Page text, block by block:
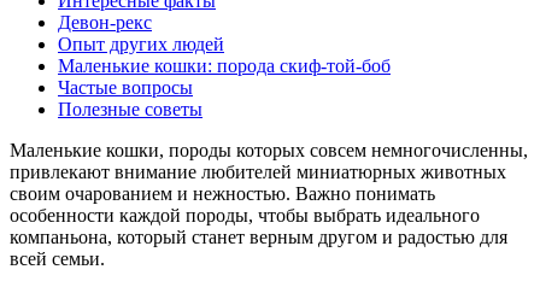
Девон-рекс
Опыт других людей
Маленькие кошки: порода скиф-той-боб
Частые вопросы
Полезные советы
Маленькие кошки, породы которых совсем немногочисленны,
привлекают внимание любителей миниатюрных животных
своим очарованием и нежностью. Важно понимать
особенности каждой породы, чтобы выбрать идеального
компаньона, который станет верным другом и радостью для
всей семьи.